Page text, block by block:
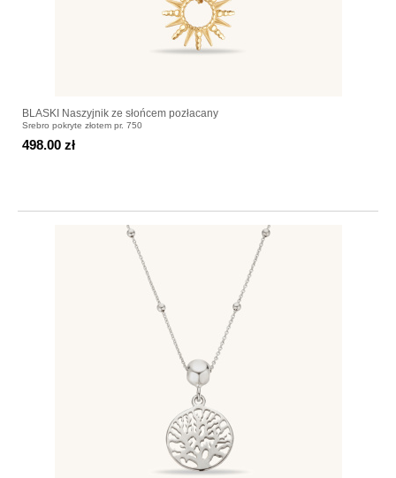
BLASKI Naszyjnik ze słońcem pozłacany
Srebro pokryte złotem pr. 750
498.00 zł